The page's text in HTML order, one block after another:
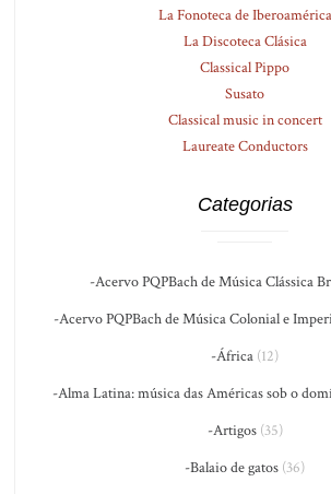
La Fonoteca de Iberoamérica
La Discoteca Clásica
Classical Pippo
Susato
Classical music in concert
Laureate Conductors
Categorias
-Acervo PQPBach de Música Clássica
-Acervo PQPBach de Música Colonial e
-África (12)
-Alma Latina: música das Américas sob o
-Artigos(35)
-Balaio de gatos (36)